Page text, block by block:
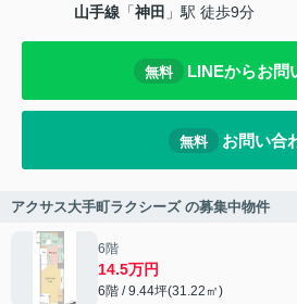
山手線 「神田 」駅 徒歩9分
無料 LINEからお問
無料 お問い合
アクサス大手町ラクシーズ の募集中物件
6階
14.5万円
6階 / 9.44坪(31.22㎡)